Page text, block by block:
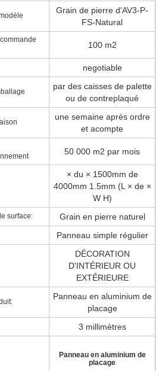
Grain de pierre d'AV3-P-
FS-Natural
100 m2
negotiable
par des caisses de palette
ou de contreplaqué
une semaine après ordre
et acompte
50 000 m2 par mois
× du × 1500mm de
4000mm 1.5mm (L × de ×
W H)
surface: Grain en pierre naturel
Panneau simple régulier
DÉCORATION
D'INTÉRIEUR OU
EXTÉRIEURE
Panneau en aluminium de
placage
3 millimètres
Panneau en aluminium de
placage